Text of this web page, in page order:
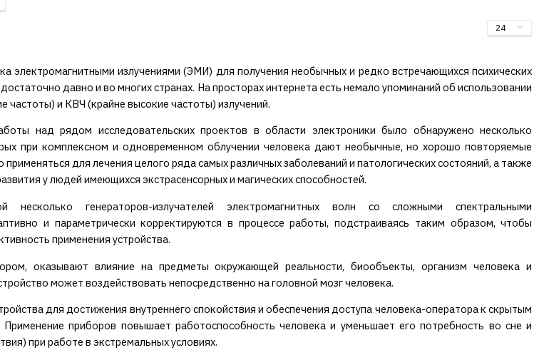
электромагнитными излучениями (ЭМИ) для получения необычных и редко встречающихся психических
давно и во многих странах. На просторах интернета есть немало упоминаний об использовании
частоты) и КВЧ (крайне высокие частоты) излучений.
над рядом исследовательских проектов в области электроники было обнаружено несколько
при комплексном и одновременном облучении человека дают необычные, но хорошо повторяемые
для лечения целого ряда самых различных заболеваний и патологических состояний, а также
у людей имеющихся экстрасенсорных и магических способностей.
несколько генераторов-излучателей электромагнитных волн со сложными спектральными
и параметрически корректируются в процессе работы, подстраиваясь таким образом, чтобы
применения устройства.
оказывают влияние на предметы окружающей реальности, биообъекты, организм человека и
может воздействовать непосредственно на головной мозг человека.
для достижения внутреннего спокойствия и обеспечения доступа человека-оператора к скрытым
приборов повышает работоспособность человека и уменьшает его потребность во сне и
при работе в экстремальных условиях.